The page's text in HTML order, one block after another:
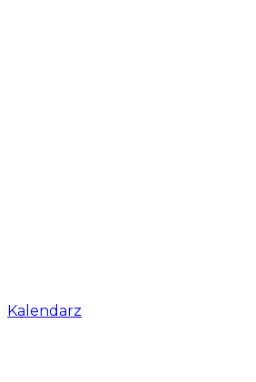
Kalendarz